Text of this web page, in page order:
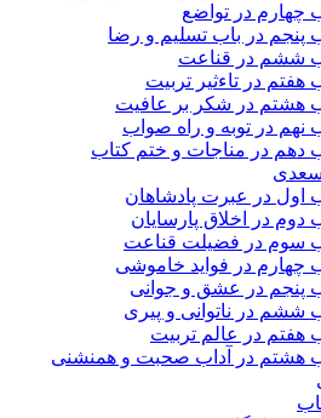
چهارم در تواضع
پنجم در باب تسلیم و رضا
ششم در قناعت
هفتم در تاءثیر تربیت
هشتم در شکر بر عافیت
نهم در توبه و راه صواب
دهم در مناجات و ختم کتاب
اول در عبرت پادشاهان
دوم در اخلاق پارسایان
سوم در فضیلت قناعت
چهارم در فواید خاموشى
پنجم در عشق و جوانى
ششم در ناتوانى و پیرى
هفتم در عالم تربیت
هشتم در آداب صحبت و همنشنى